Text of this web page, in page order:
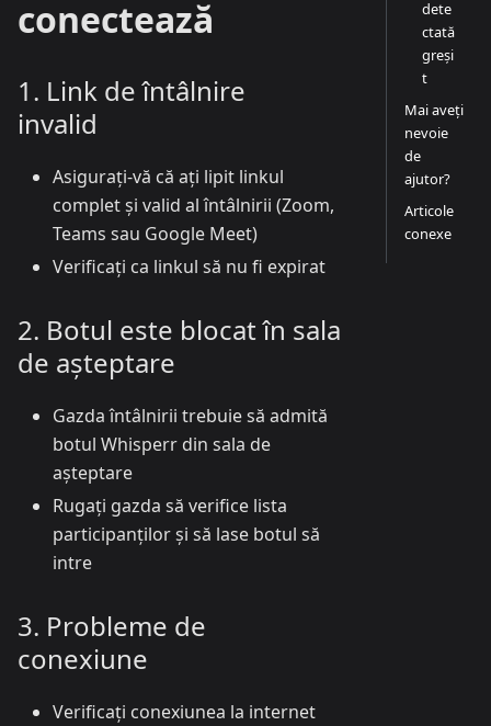
conectează
1. Link de întâlnire
invalid
Asigurați-vă că ați lipit linkul
complet și valid al întâlnirii (Zoom,
Teams sau Google Meet)
Verificați ca linkul să nu fi expirat
2. Botul este blocat în sala
de așteptare
Gazda întâlnirii trebuie să admită
botul Whisperr din sala de
așteptare
Rugați gazda să verifice lista
participanților și să lase botul să
intre
3. Probleme de
conexiune
Verificați conexiunea la internet
dete
ctată
greși
t
Mai aveți
nevoie
de
ajutor?
Articole
conexe